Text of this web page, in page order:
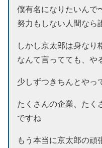
僕有名になりたいんで
努力もしない人間なら
しかし京太郎は身なり
なんて言ってても、や
少しずつきちんとやっ
たくさんの企業、たく
ですね
もう本当に京太郎の頑